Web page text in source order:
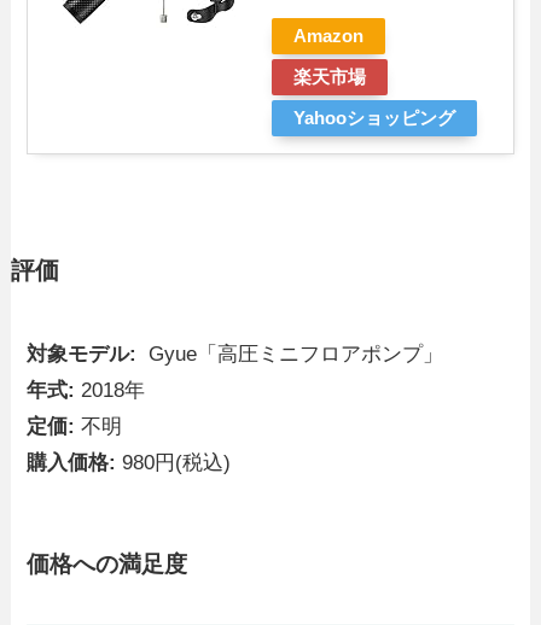
Amazon
楽天市場
Yahooショッピング
評価
対象モデル:
Gyue「高圧ミニフロアポンプ」
年式: 2018年
定価: 不明
購入価格: 980円(税込)
価格への満足度